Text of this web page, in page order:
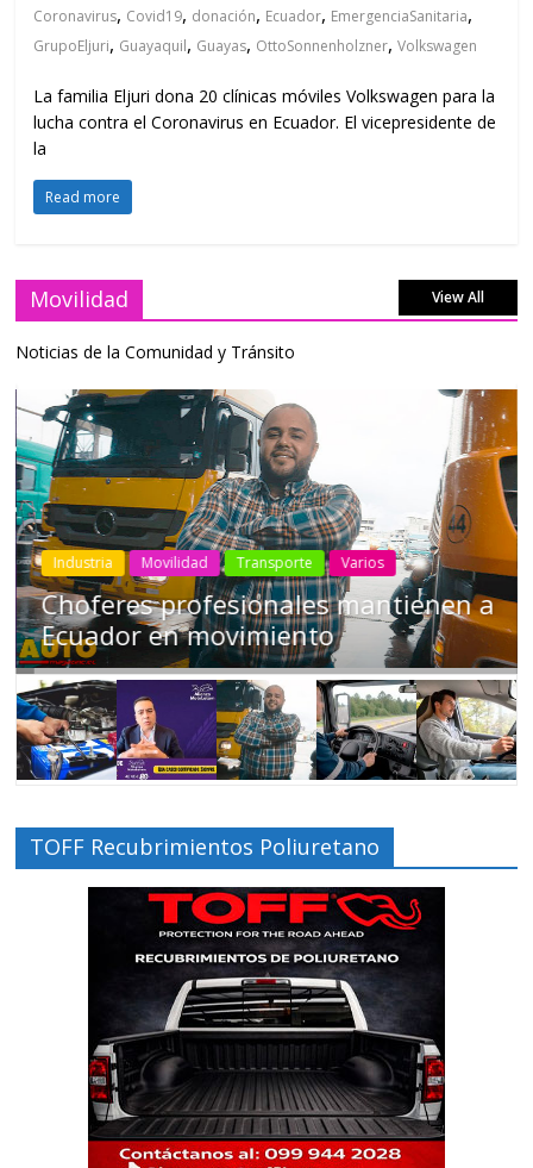
Coronavirus, Covid19, donación, Ecuador, EmergenciaSanitaria,
GrupoEljuri, Guayaquil, Guayas, OttoSonnenholzner,Volkswagen
La familia Eljuri dona 20 clínicas móviles Volkswagen para la
lucha contra el Coronavirus en Ecuador. El vicepresidente de
la
Read more
Movilidad View All
Noticias de la Comunidad y Tránsito
Industria Movilidad Transporte Varios
Choferes profesionales mantienen a
Ecuador en movimiento
TOFF Recubrimientos Poliuretano